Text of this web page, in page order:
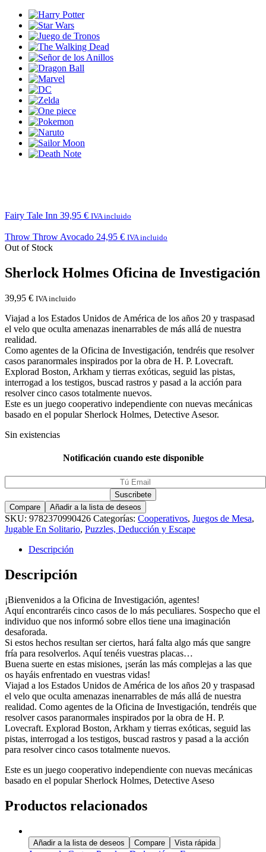
Fairy Tale Inn 39,95 € IVA incluido
Throw Throw Avocado 24,95 € IVA incluido
Out of Stock
Sherlock Holmes Oficina de Investigación
39,95 € IVA incluido
Viajad a los Estados Unidos de América de los años 20 y traspasad
el velo que oculta amenazas inenarrables de más allá de nuestra
realidad.
Como agentes de la Oficina de Investigación, tendréis que resolver
casos paranormales inspirados por la obra de H. P. Lovecraft.
Explorad Boston, Arkham y tierras exóticas, seguid las pistas,
interrogad a los testigos, buscad rastros y pasad a la acción para
resolver cinco casos totalmente nuevos.
Este es un juego cooperativo independiente con nuevas mecánicas
basado en el popular Sherlock Holmes, Detective Asesor.
Sin existencias
Notificación cuando este disponible
Compare Añadir a la lista de deseos
SKU: 9782370990426 Categorías: Cooperativos, Juegos de Mesa,
Jugable En Solitario, Puzzles, Deducción y Escape
Descripción
Descripción
¡Bienvenidos a la Oficina de Investigación, agentes!
Aquí encontraréis cinco casos de lo más peculiares. Sospecho que el
individuo que nos informó sobre ellos tiene una imaginación
desaforada.
Si estos hechos resultan ser ciertos, hará falta algo más que sangre
fría para resolverlos. Aquí tenéis vuestras placas…
Buena suerte en estas misiones, ¡serán las más complejas a las que
os hayáis enfrentado en vuestras vidas!
Viajad a los Estados Unidos de América de los años 20 y traspasad
el velo que oculta amenazas inenarrables de más allá de nuestra
realidad. Como agentes de la Oficina de Investigación, tendréis que
resolver casos paranormales inspirados por la obra de H. P.
Lovecraft. Explorad Boston, Arkham y tierras exóticas, seguid las
pistas, interrogad a los testigos, buscad rastros y pasad a la acción
para resolver cinco casos totalmente nuevos.
Este es un juego cooperativo independiente con nuevas mecánicas
basado en el popular Sherlock Holmes, Detective Aseso
Productos relacionados
Añadir a la lista de deseos Compare Vista rápida